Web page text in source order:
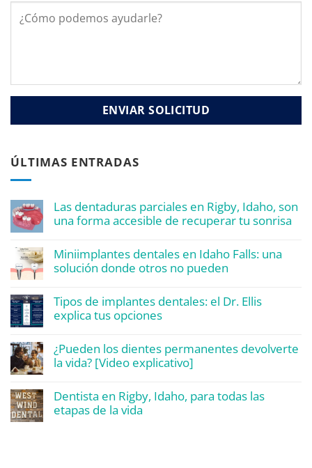
ÚLTIMAS ENTRADAS
Las dentaduras parciales en Rigby, Idaho, son
una forma accesible de recuperar tu sonrisa
Miniimplantes dentales en Idaho Falls: una
solución donde otros no pueden
Tipos de implantes dentales: el Dr. Ellis
explica tus opciones
¿Pueden los dientes permanentes devolverte
la vida? [Video explicativo]
Dentista en Rigby, Idaho, para todas las
etapas de la vida